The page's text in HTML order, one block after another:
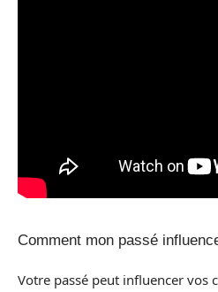
Comment mon passé
Votre passé peut influencer vos